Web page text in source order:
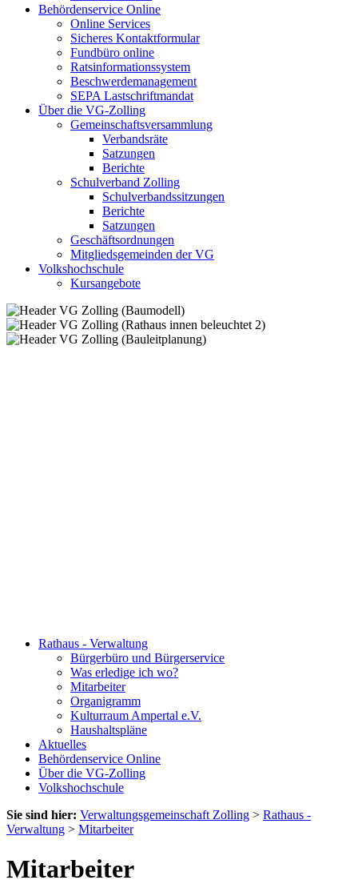
Behördenservice Online
Online Services
Sicheres Kontaktformular
Fundbüro online
Ratsinformationssystem
Beschwerdemanagement
SEPA Lastschriftmandat
Über die VG-Zolling
Gemeinschaftsversammlung
Verbandsräte
Satzungen
Berichte
Schulverband Zolling
Schulverbandssitzungen
Berichte
Satzungen
Geschäftsordnungen
Mitgliedsgemeinden der VG
Volkshochschule
Kursangebote
Rathaus - Verwaltung
Bürgerbüro und Bürgerservice
Was erledige ich wo?
Mitarbeiter
Organigramm
Kulturraum Ampertal e.V.
Haushaltspläne
Aktuelles
Behördenservice Online
Über die VG-Zolling
Volkshochschule
Sie sind hier: Verwaltungsgemeinschaft Zolling > Rathaus -
Verwaltung > Mitarbeiter
Mitarbeiter